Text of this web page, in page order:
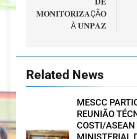
𝐌𝐎𝐍𝐈𝐓𝐎𝐑𝐈𝐙𝐀ÇÃ𝐎
À 𝐔𝐍𝐏𝐀𝐙
Related News
MESCC
REUNIÃO
COSTI/ASEAN